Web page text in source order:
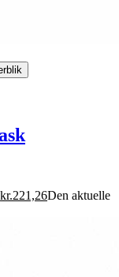
kr.221,26Den aktuelle